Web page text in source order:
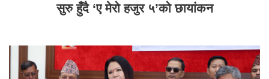
सुरु हुँदै ‘ए मेरो हजुर ५’को छायांकन